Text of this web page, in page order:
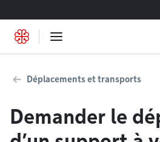
Déplacements et transports
Demander le